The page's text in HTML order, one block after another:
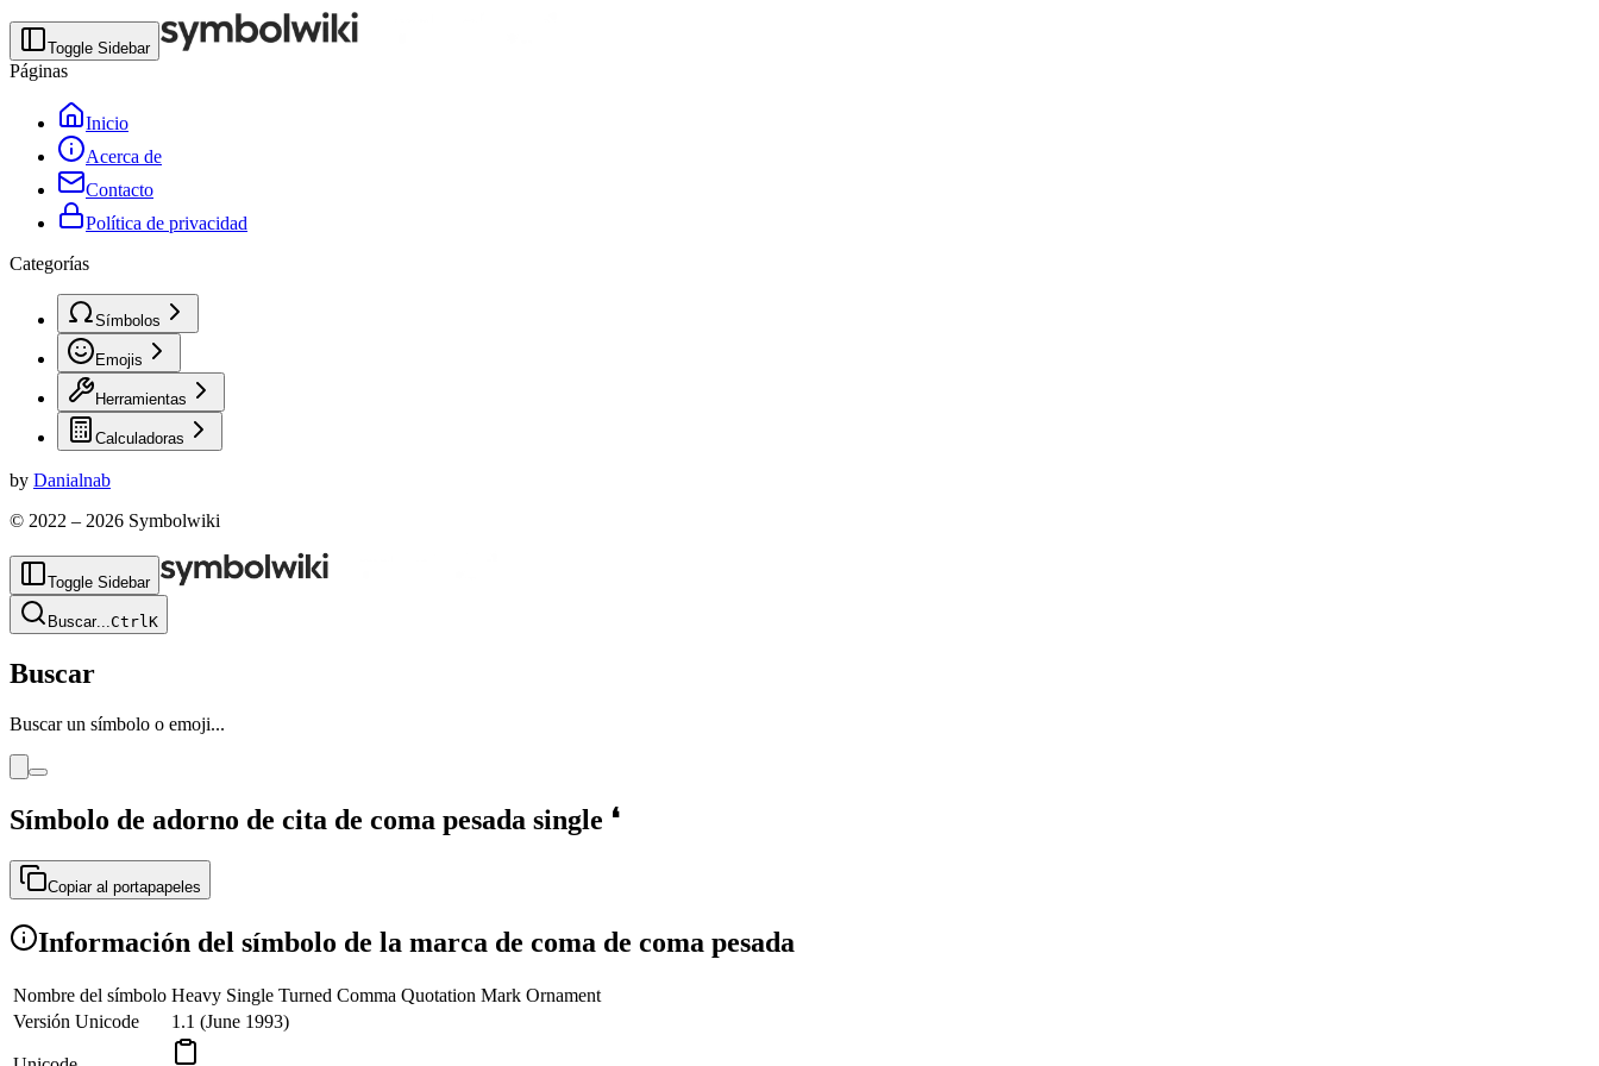
Toggle Sidebar
Páginas
Inicio
Acerca de
Contacto
Política de privacidad
Categorías
Símbolos
Emojis
Herramientas
Calculadoras
by Danialnab
© 2022 – 2026 Symbolwiki
Toggle Sidebar
Buscar...CtrlK
Buscar
Buscar un símbolo o emoji...
Símbolo de adorno de cita de coma pesada single ❛
Copiar al portapapeles
Información del símbolo de la marca de coma de coma pesada
Nombre del símbolo Heavy Single Turned Comma Quotation Mark Ornament
Versión Unicode
1.1 (June 1993)